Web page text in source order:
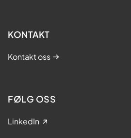
KONTAKT
Kontakt oss
FØLG OSS
LinkedIn